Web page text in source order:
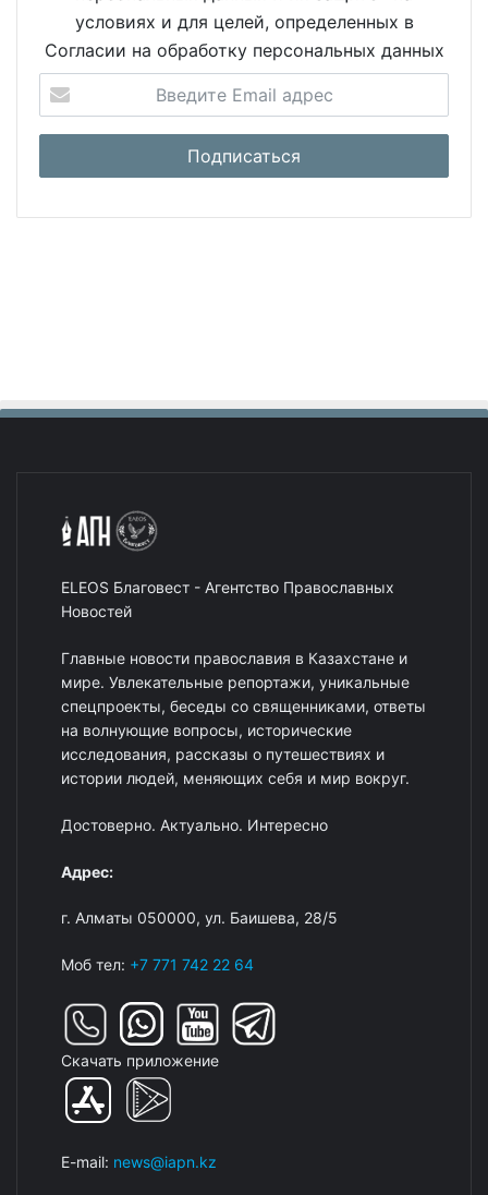
условиях и для целей, определенных в
Согласии на обработку персональных данных
ELEOS Благовест - Агентство Православных
Новостей
Главные новости православия в Казахстане и
мире. Увлекательные репортажи, уникальные
спецпроекты, беседы со священниками, ответы
на волнующие вопросы, исторические
исследования, рассказы о путешествиях и
истории людей, меняющих себя и мир вокруг.
Достоверно. Актуально. Интересно
Адрес:
г. Алматы 050000, ул. Баишева, 28/5
Моб тел: +7 771 742 22 64
Скачать приложение
E-mail: news@iapn.kz